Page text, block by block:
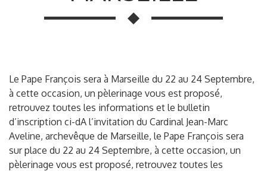
Le Pape François sera à Marseille du 22 au 24 Septembre,
à cette occasion, un pèlerinage vous est proposé,
retrouvez toutes les informations et le bulletin
d’inscription ci-dA l’invitation du Cardinal Jean-Marc
Aveline, archevêque de Marseille, le Pape François sera
sur place du 22 au 24 Septembre, à cette occasion, un
pèlerinage vous est proposé, retrouvez toutes les